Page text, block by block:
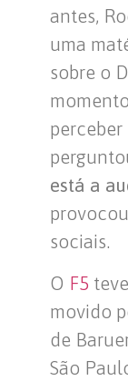
antes,
uma
sobre o
está a
sociais.
O F5
movido
de
São